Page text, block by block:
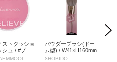
ストクッショ
シュ / #ブル
パンジー / 4g
パウダーブラシ(ドー
ム型) / W41×H160mm
SHOBIDO
Next